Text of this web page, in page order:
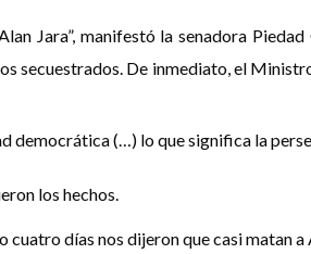
Jara”, manifestó la senadora
secuestrados. De inmediato, el
democrática (…) lo que significa la
los hechos.
días nos dijeron que casi matan a